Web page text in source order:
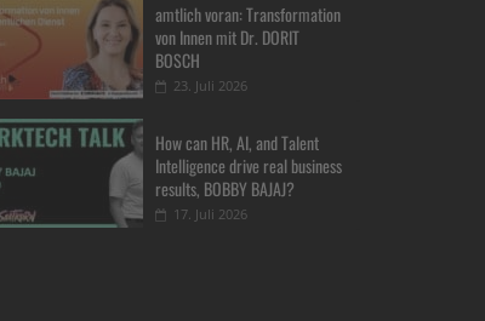
amtlich voran: Transformation
von Innen mit Dr. DORIT
BOSCH
23. Juli 2026
How can HR, AI, and Talent
Intelligence drive real business
results, BOBBY BAJAJ?
17. Juli 2026